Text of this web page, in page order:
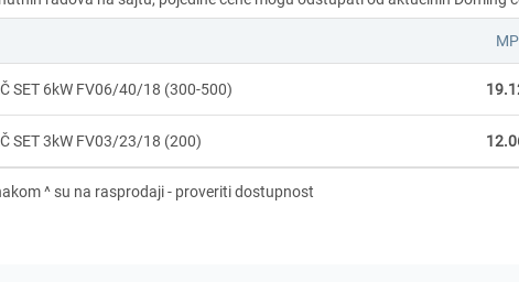
SET 6kW FV06/40/18 (300-500)
SET 3kW FV03/23/18 (200)